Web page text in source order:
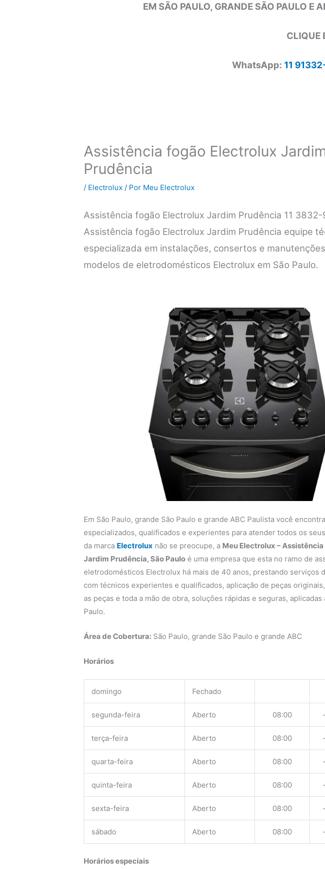
EM SÃO PAULO, GRANDE SÃO PAULO E
CLIQUE
WhatsApp: 11
Assistência fogão Electrolux
Prudência
/ Electrolux / Por Meu Electrolux
Assistência fogão Electrolux Jardim Prudência 11
Assistência fogão Electrolux Jardim Prudência equipe
especializada em instalações, consertos e
modelos de eletrodomésticos Electrolux em São Paulo.
Em São Paulo, grande São Paulo e grande ABC Paulista você
especializados, qualificados e experientes para atender todos os
da marca Electrolux não se preocupe, a Meu Electrolux –
Jardim Prudência, São Paulo é uma empresa que esta no ramo de
eletrodomésticos Electrolux há mais de 40 anos, prestando serviços
com técnicos experientes e qualificados, aplicação de peças
as peças e toda a mão de obra, soluções rápidas e seguras, aplicadas
Paulo.
Área de Cobertura: São Paulo, grande São Paulo e grande ABC
Horários
domingo Fechado
segunda-feira Aberto 08:00
terça-feira Aberto 08:00
quarta-feira Aberto 08:00
quinta-feira Aberto 08:00
sexta-feira Aberto 08:00
sábado Aberto 08:00
Horários especiais